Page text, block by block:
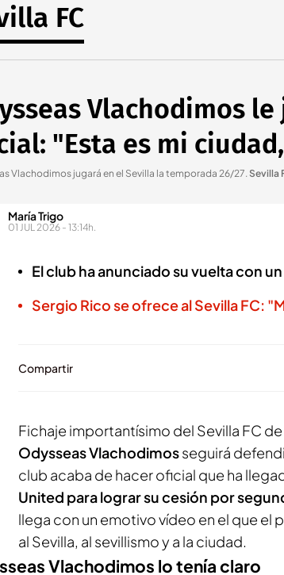
FC
Vlachodimos
"Esta es mi
Vlachodimos jugará en el Sevilla la temporada 26/27.Sevilla
María Trigo
01 JUL 2026 - 13:14h.
El club ha anunciado su vuelta con
Sergio Rico se ofrece al Sevilla FC:
Compartir
Fichaje importantísimo del Sevilla FC
Odysseas Vlachodimosseguirá
club acaba de hacer oficial que ha
United para lograr su cesión por
llega con un emotivo vídeo en el que el
al Sevilla, al sevillismo y a la ciudad.
Vlachodimos lo tenía claro